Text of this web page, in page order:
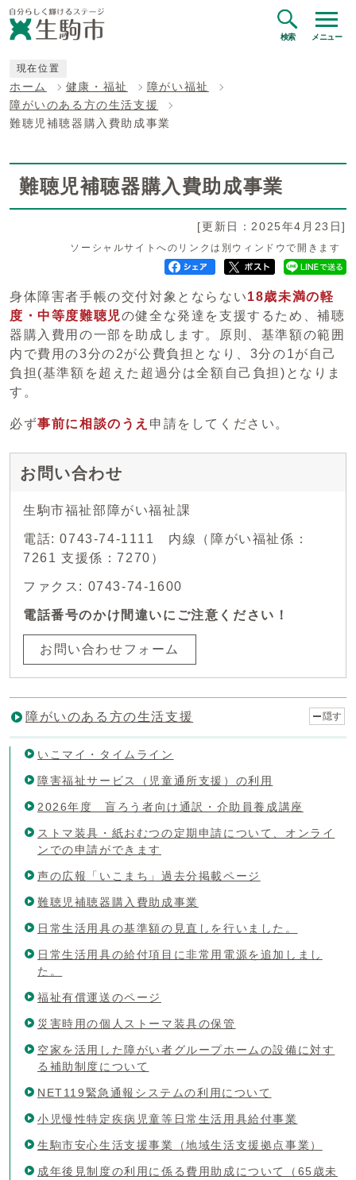
検索 メニュー
現在位置
ホーム 健康・福祉
障がい福祉
障がいのある方の生活支援
難聴児補聴器購入費助成事業
難聴児補聴器購入費助成事業
[更新日：2025年4月23日]
ソーシャルサイトへのリンクは別ウィンドウで開きます
身体障害者手帳の交付対象とならない18歳未満の軽
度・中等度難聴児の健全な発達を支援するため、補聴
器購入費用の一部を助成します。原則、基準額の範囲
内で費用の3分の2が公費負担となり、3分の1が自己
負担(基準額を超えた超過分は全額自己負担)となりま
す。
必ず事前に相談のうえ 申請をしてください。
お問い合わせ
生駒市福祉部障がい福祉課
電話: 0743-74-1111 内線（障がい福祉係：
7261 支援係：7270）
ファクス: 0743-74-1600
電話番号のかけ間違いにご注意ください！
お問い合わせフォーム
障がいのある方の生活支援 隠す
いこマイ・タイムライン
障害福祉サービス（児童通所支援）の利用
2026年度 盲ろう者向け通訳・介助員養成講座
ストマ装具・紙おむつの定期申請について、オンライ
ンでの申請ができます
声の広報「いこまち」過去分掲載ページ
難聴児補聴器購入費助成事業
日常生活用具の基準額の見直しを行いました。
日常生活用具の給付項目に非常用電源を追加しまし
た。
福祉有償運送のページ
災害時用の個人ストーマ装具の保管
空家を活用した障がい者グループホームの設備に対す
る補助制度について
NET119緊急通報システムの利用について
小児慢性特定疾病児童等日常生活用具給付事業
生駒市安心生活支援事業（地域生活支援拠点事業）
成年後見制度の利用に係る費用助成について（65歳未